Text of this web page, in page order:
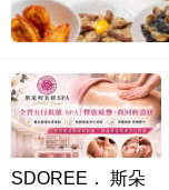
SDOREE． 斯朵